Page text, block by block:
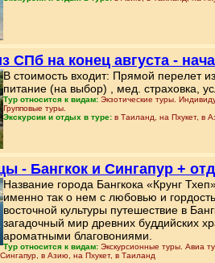
СПб на конец августа -
В стоимость входит: Прямой перелет
питание (на выбор) , мед. страховка,
Тур относится к видам: Экзотические туры.
Групповые туры.
Экскурсии и отдых в туре: в Таиланд, на Пхукет, в
- Бангкок и Сингапур +
Название города Бангкока «Крунг
именно так о нем с любовью и
восточной культуры путешествие в
загадочный мир древних буддийских
ароматными благовониями.
Тур относится к видам: Экскурсионные туры. Авиа
в Азию, на Пхукет, в Таиланд